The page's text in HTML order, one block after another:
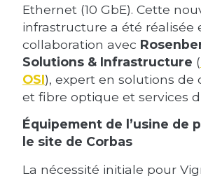
Ethernet (10 GbE). Cette
infrastructure a été réalisée
collaboration avec
Solutions & Infrastructure (
OSI), expert en solutions de
et fibre optique et services
Équipement de l’usine de
le site de Corbas
La nécessité initiale pour